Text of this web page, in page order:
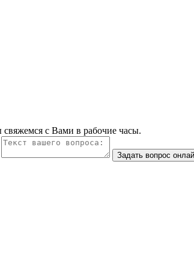
с Вами в рабочие часы.
Задать вопрос